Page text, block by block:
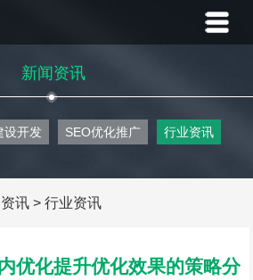
新闻资讯
设开发 SEO优化推广 行业资讯
讯 >行业资讯
优化提升优化效果的策略分